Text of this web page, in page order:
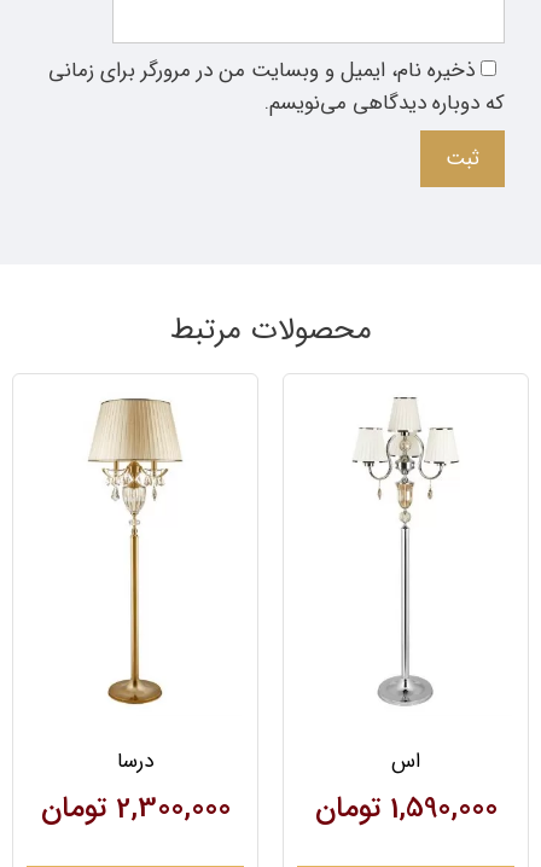
ذخیره نام، ایمیل و وبسایت من در مرورگر برای زمانی
که دوباره دیدگاهی می‌نویسم.
محصولات مرتبط
اس
1,590,000 تومان
درسا
2,300,000 تومان